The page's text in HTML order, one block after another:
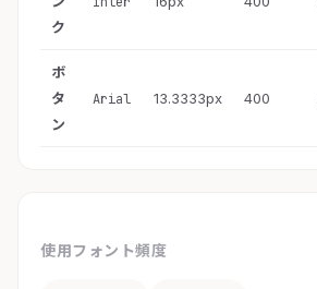
ク
ボ
タ
ン
Arial 13.3333px 400
使用フォント頻度